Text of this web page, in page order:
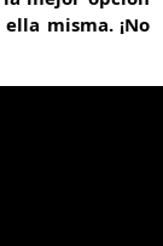
misma. ¡No